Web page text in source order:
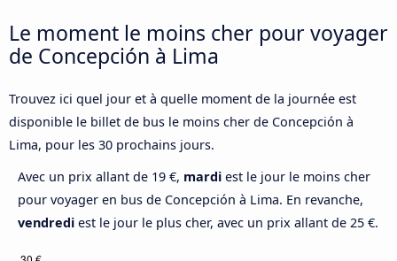
Le moment le moins cher pour voyager
de Concepción à Lima
Trouvez ici quel jour et à quelle moment de la journée est
disponible le billet de bus le moins cher de Concepción à
Lima, pour les 30 prochains jours.
Avec un prix allant de 19 €, mardi est le jour le moins cher
pour voyager en bus de Concepción à Lima. En revanche,
vendredi est le jour le plus cher, avec un prix allant de 25 €.